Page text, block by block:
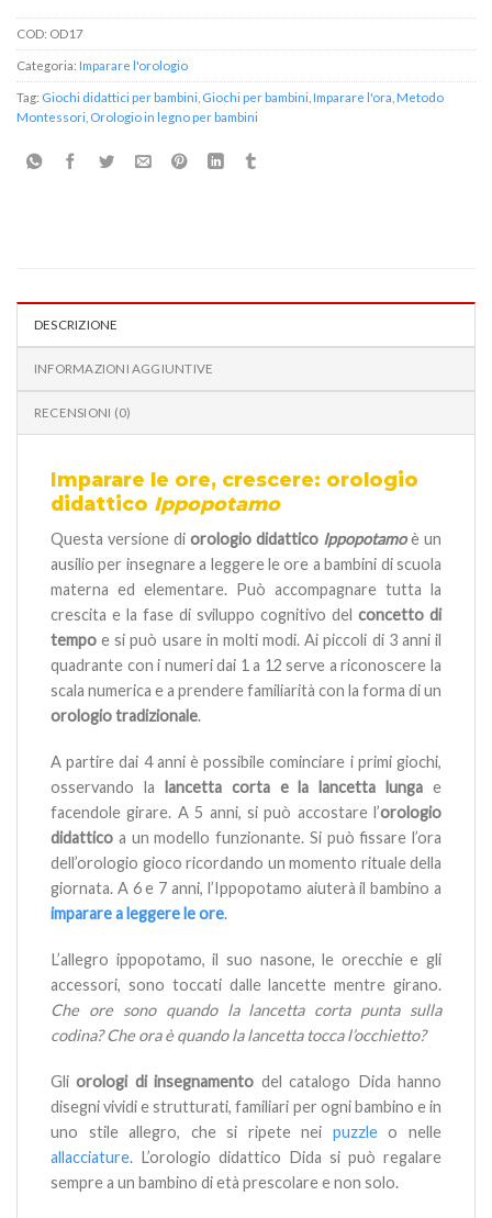
COD: OD17
Categoria: Imparare l'orologio
Tag: Giochi didattici per bambini Giochi per bambini Imparare l'ora Metodo
Montessori Orologio in legno per bambini
DESCRIZIONE
INFORMAZIONI AGGIUNTIVE
RECENSIONI (0)
Imparare le ore, crescere: orologio
didattico Ippopotamo
Questa versione di orologio didattico Ippopotamoè un
ausilio per insegnare a leggere le ore a bambini di scuola
materna ed elementare. Può accompagnare tutta la
crescita e la fase di sviluppo cognitivo del concetto di
tempoe si può usare in molti modi. Ai piccoli di 3 anni il
quadrante con i numeri dai 1 a 12 serve a riconoscere la
scala numerica e a prendere familiarità con la forma di un
orologio tradizionale.
A partire dai 4 anni è possibile cominciare i primi giochi,
osservando la lancetta corta e la lancetta lunga e
facendole girare. A 5 anni, si può accostare l’orologio
didattico a un modello funzionante. Si può fissare l’ora
dell’orologio gioco ricordando un momento rituale della
giornata. A 6 e 7 anni, l’Ippopotamo aiuterà il bambino a
imparare a leggere le ore.
L’allegro ippopotamo, il suo nasone, le orecchie e gli
accessori, sono toccati dalle lancette mentre girano.
Che ore sono quando la lancetta corta punta sulla
codina? Che ora è quando la lancetta tocca l’occhietto?
Gliorologi di insegnamento del catalogo Dida hanno
disegni vividi e strutturati, familiari per ogni bambino e in
uno stile allegro, che si ripete nei puzzleo nelle
allacciature. L’orologio didattico Dida si può regalare
sempre a un bambino di età prescolare e non solo.